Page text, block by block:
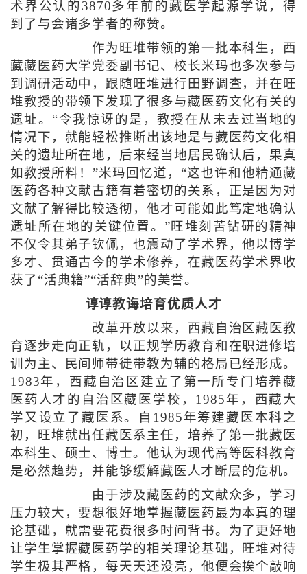
术界公认的3870多年前的藏医学起源学说，得
到了与会诸多学者的称赞。
作为旺堆带领的第一批本科生，西
藏藏医药大学党委副书记、校长米玛也多次参与
到调研活动中，跟随旺堆进行田野调查，并在旺
堆教授的带领下发现了很多与藏医药文化有关的
遗址。“令我惊讶的是，教授在从未去过当地的
情况下，就能轻松推断出该地是与藏医药文化相
关的遗址所在地，后来经当地居民确认后，果真
如教授所料！”米玛回忆道，“这也许和他精通藏
医药各种文献古籍有着密切的关系，正是因为对
文献了解得比较透彻，他才可能如此笃定地确认
遗址所在地的关键位置。”旺堆刻苦钻研的精神
不仅令其弟子钦佩，也震动了学术界，他以博学
多才、贯通古今的学术修养，在藏医药学术界收
获了“活典籍”“活辞典”的美誉。
谆谆教诲培育优质人才
改革开放以来，西藏自治区藏医教
育逐步走向正轨，以正规学历教育和在职进修培
训为主、民间师带徒带教为辅的格局已经形成。
1983年，西藏自治区建立了第一所专门培养藏
医药人才的自治区藏医学校，1985年，西藏大
学又设立了藏医系。自1985年筹建藏医本科之
初，旺堆就出任藏医系主任，培养了第一批藏医
本科生、硕士、博士。他认为现代高等医科教育
是必然趋势，并能够缓解藏医人才断层的危机。
由于涉及藏医药的文献众多，学习
压力较大，要想很好地掌握藏医药最为本真的理
论基础，就需要花费很多时间背书。为了更好地
让学生掌握藏医药学的相关理论基础，旺堆对待
学生极其严格，每天天还没亮，他便会挨个敲响